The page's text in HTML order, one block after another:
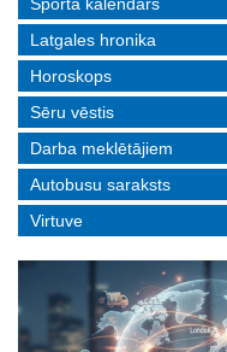
Sporta kalendārs
Latgales hronika
Horoskops
Sēru vēstis
Darba meklētājiem
Autobusu saraksts
Virtuve